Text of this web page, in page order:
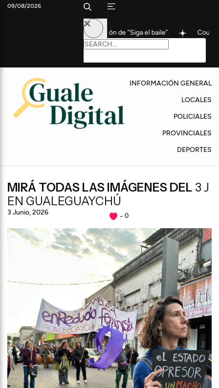
edición de “Siga el baile” Coudet, tras una nueva
09/08/2026
INFORMACIÓN GENERAL
LOCALES
POLICIALES
PROVINCIALES
DEPORTES
MIRÁ TODAS LAS IMÁGENES DEL 3 J
EN GUALEGUAYCHÚ
3 Junio, 2026 0